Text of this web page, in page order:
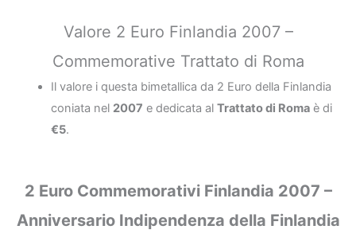
Valore 2 Euro Finlandia 2007 –
Commemorative Trattato di Roma
Il valore i questa bimetallica da 2 Euro della Finlandia
coniata nel 2007 e dedicata al Trattato di Romaè di
€5.
2 Euro Commemorativi Finlandia 2007 –
Anniversario Indipendenza della Finlandia